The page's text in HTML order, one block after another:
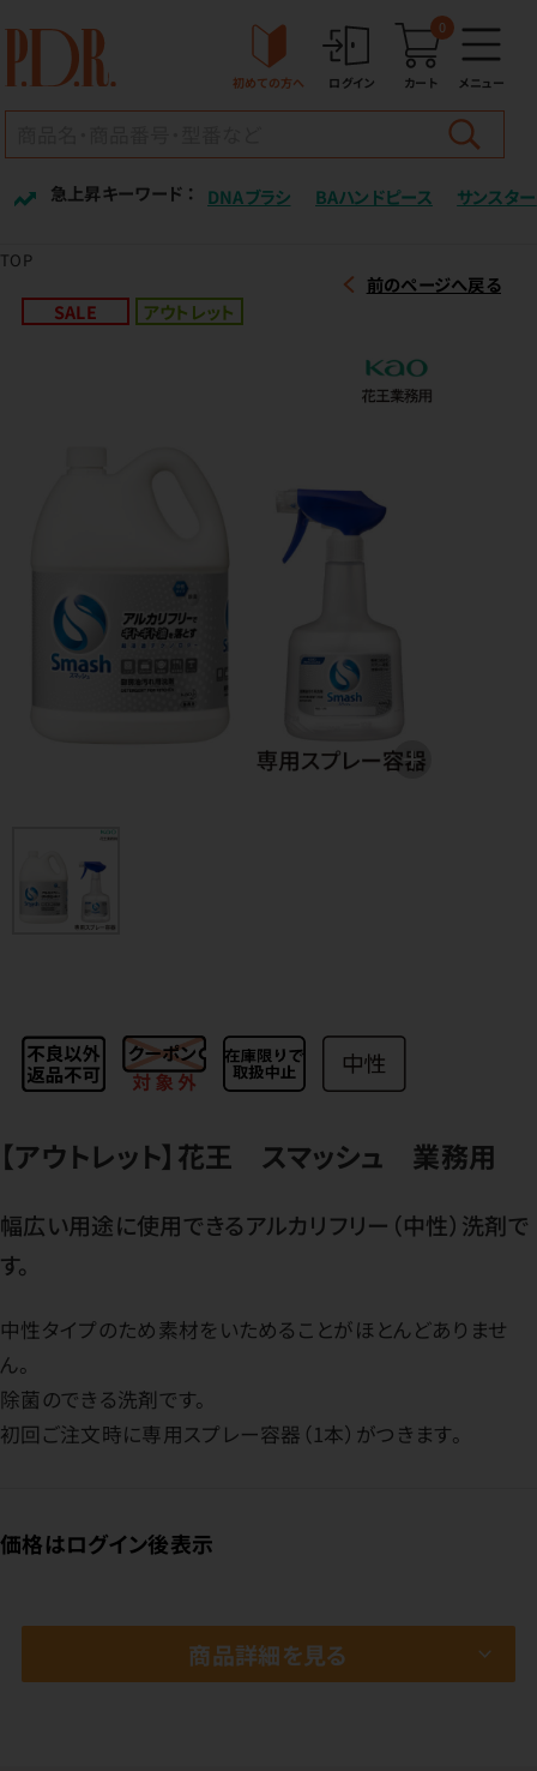
初めての方へ ログイン カート
0
メニュー
急上昇キーワード ： DNAブラシ BAハンドピース サンスター
TOP
前のページへ戻る
【アウトレット】花王 スマッシュ 業務用
幅広い用途に使用できるアルカリフリー（中性）洗剤で
す。
中性タイプのため素材をいためることがほとんどありませ
ん。
除菌のできる洗剤です。
初回ご注文時に専用スプレー容器（1本）がつきます。
価格はログイン後表示
商品詳細を見る
SALE アウトレット